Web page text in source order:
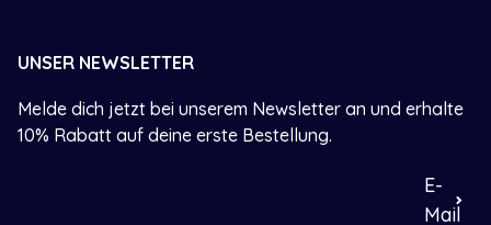
UNSER NEWSLETTER
Melde dich jetzt bei unserem Newsletter an und erhalte
10% Rabatt auf deine erste Bestellung.
E-
Mail